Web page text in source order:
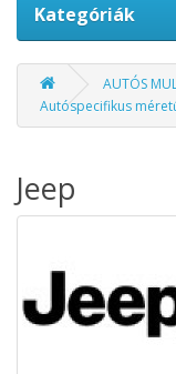
Kategóriák
AUTÓS
Autóspecifikus
Jeep